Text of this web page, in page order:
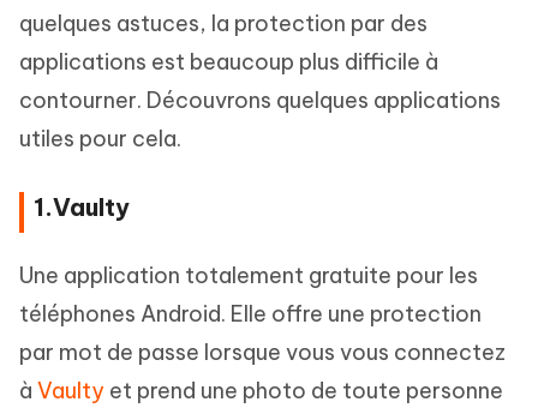
quelques astuces, la protection par des
applications est beaucoup plus difficile à
contourner. Découvrons quelques applications
utiles pour cela.
1.Vaulty
Une application totalement gratuite pour les
téléphones Android. Elle offre une protection
par mot de passe lorsque vous vous connectez
à Vaulty et prend une photo de toute personne